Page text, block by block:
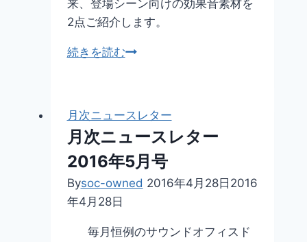
号
来、登場シーン向けの効果音素材を
2点ご紹介します。
続きを読む【効
材】
UFO
イ
メ
月次ニュースレター
月次ニュースレター
2016年5月号
Bysoc-owned 2016年4月28日 2016
年4月28日
毎月恒例のサウンドオフィスド